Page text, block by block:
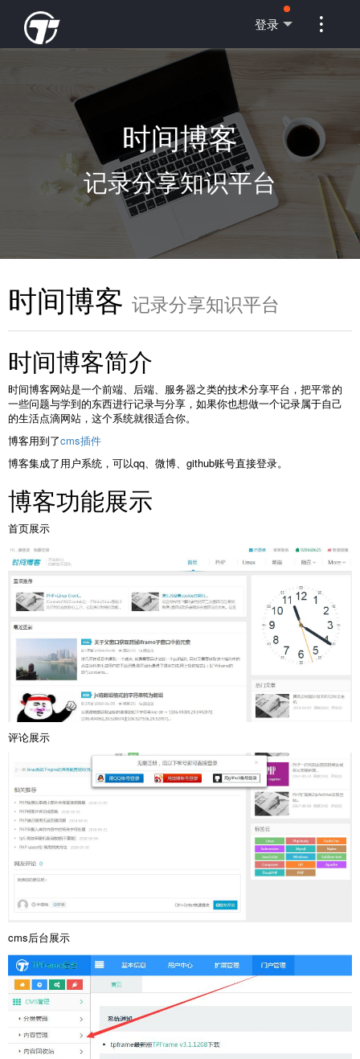
登录 
时间博客
记录分享知识平台
时间博客 记录分享知识平台
时间博客简介
时间博客网站是一个前端、后端、服务器之类的技术分享平台，把平常的
一些问题与学到的东西进行记录与分享，如果你也想做一个记录属于自己
的生活点滴网站，这个系统就很适合你。
博客用到了cms插件
博客集成了用户系统，可以qq、微博、github账号直接登录。
博客功能展示
首页展示
评论展示
cms后台展示